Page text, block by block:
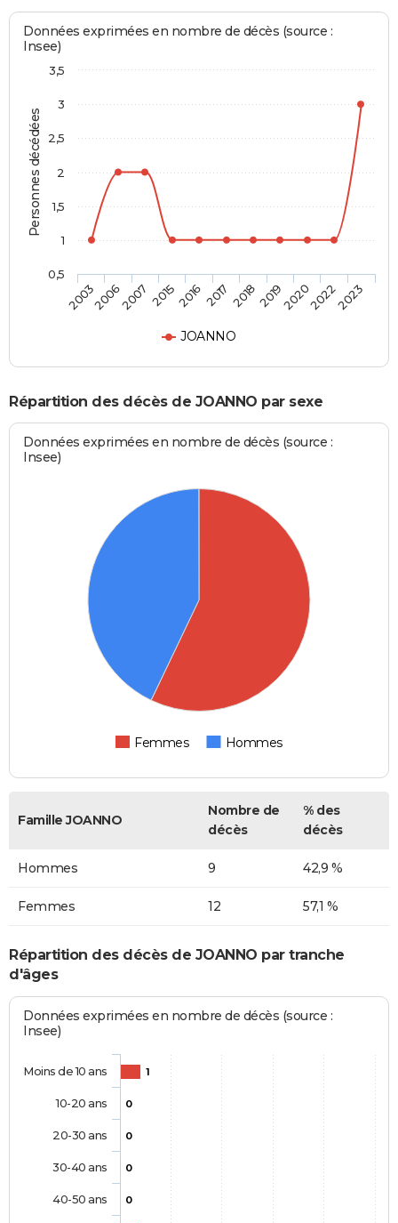
Personnes décédées
Données exprimées en nombre de décès (source :
Insee)
JOANNO
200320062007 201520162017 20182019202020222023
0,5
1
1,5
2
2,5
3
3,5
Répartition des décès de JOANNO par sexe
Données exprimées en nombre de décès (source :
Insee)
Femmes Hommes
Famille JOANNO
Nombre de
décès
% des
décès
Hommes 9 42,9 %
Femmes 12 57,1 %
Répartition des décès de JOANNO par tranche
d'âges
Données exprimées en nombre de décès (source :
Insee)
1
0
0
0
0
Moins de 10 ans
10-20 ans
20-30 ans
30-40 ans
40-50 ans